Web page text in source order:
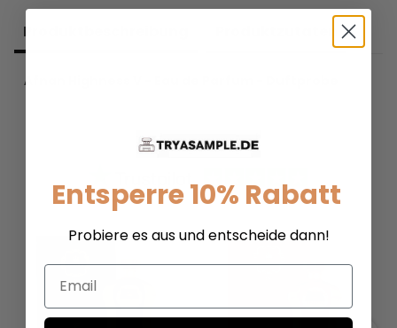
Produkt­beschreibung
Afnan Highness V - Eau de Parfum - Duftprobe
Entsperre 10% Rabatt
Probiere es aus und entscheide dann!
Email